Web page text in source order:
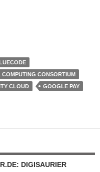
Computing und
CONSORTIUM
CLOUD
GOOGLE PAY
DIGISAURIER